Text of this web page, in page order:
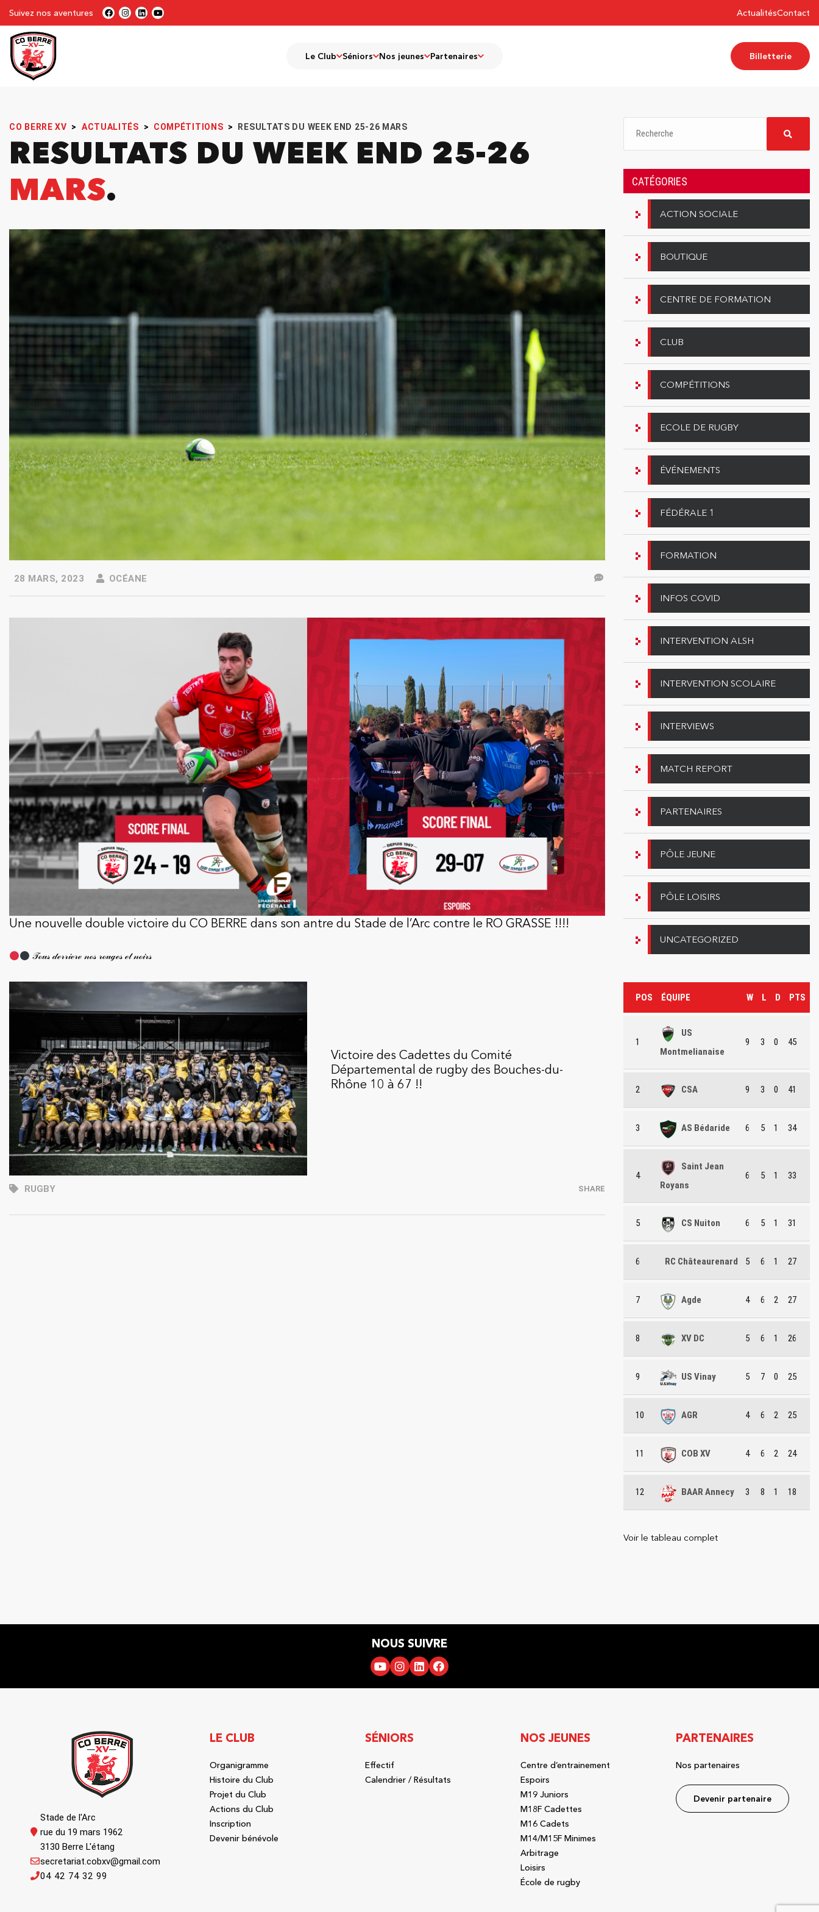
Suivez nos aventures ActualitésContact
Le Club Séniors Nos jeunes Partenaires Billetterie
CO BERRE XV > ACTUALITÉS > COMPÉTITIONS > RESULTATS DU WEEK END 25-26 MARS
RESULTATS DU WEEK END 25-26
MARS
28 MARS, 2023 OCÉANE
Une nouvelle double victoire du CO BERRE dans son antre du Stade de l’Arc contre le RO GRASSE !!!!
𝒯ℴ𝓊𝓈 𝒹ℯ𝓇𝓇𝒾ℯ𝓇ℯ 𝓃ℴ𝓈 𝓇ℴ𝓊ℊℯ𝓈 ℯ𝓉 𝓃ℴ𝒾𝓇𝓈
Victoire des Cadettes du Comité
Départemental de rugby des Bouches-du-
Rhône 10 à 67 !!
RUGBY SHARE
CATÉGORIES
ACTION SOCIALE
BOUTIQUE
CENTRE DE FORMATION
CLUB
COMPÉTITIONS
ECOLE DE RUGBY
ÉVÉNEMENTS
FÉDÉRALE 1
FORMATION
INFOS COVID
INTERVENTION ALSH
INTERVENTION SCOLAIRE
INTERVIEWS
MATCH REPORT
PARTENAIRES
PÔLE JEUNE
PÔLE LOISIRS
UNCATEGORIZED
POS ÉQUIPE W L D PTS
1
US
Montmelianaise
9 3 0 45
2 CSA 9 3 0 41
3 AS Bédaride 6 5 1 34
4
Saint Jean
Royans
6 5 1 33
5 CS Nuiton 6 5 1 31
6 RC Châteaurenard 5 6 1 27
7 Agde 4 6 2 27
8 XV DC 5 6 1 26
9 US Vinay 5 7 0 25
10 AGR 4 6 2 25
11 COB XV 4 6 2 24
12 BAAR Annecy 3 8 1 18
Voir le tableau complet
NOUS SUIVRE
Stade de l'Arc
rue du 19 mars 1962
3130 Berre L'étang
04 42 74 32 99
secretariat.cobxv@gmail.com
LE CLUB
Organigramme
Histoire du Club
Projet du Club
Actions du Club
Inscription
Devenir bénévole
SÉNIORS
Effectif
Calendrier / Résultats
NOS JEUNES
Centre d’entrainement
Espoirs
M19 Juniors
M18F Cadettes
M16 Cadets
M14/M15F Minimes
Arbitrage
Loisirs
École de rugby
PARTENAIRES
Nos partenaires
Devenir partenaire